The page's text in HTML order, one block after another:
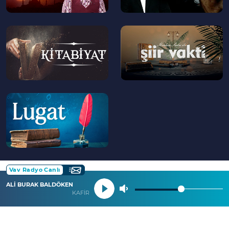
--
>
--
ALİ BURAK BALDÖKEN
KAFİRUN SURESİ
Vav Radyo Canlı